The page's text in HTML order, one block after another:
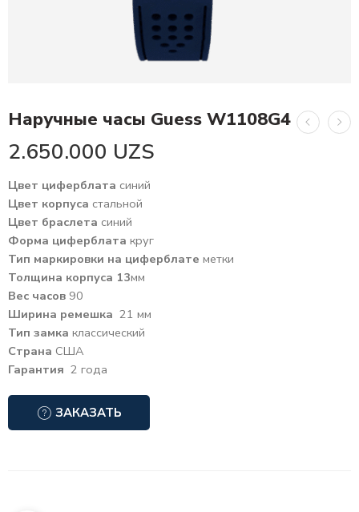
Наручные часы Guess W1108G4
2.650.000 UZS
Цвет циферблата синий
Цвет корпуса стальной
Цвет браслета синий
Форма циферблата круг
Тип маркировки на циферблате метки
Толщина корпуса 13мм
Вес часов 90
Ширина ремешка 21 мм
Тип замка классический
Страна США
Гарантия 2 года
ЗАКАЗАТЬ